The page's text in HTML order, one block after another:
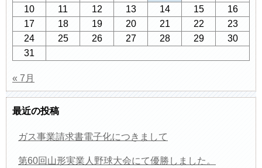
10
11 12 13 14 15
16
17
18 19 20 21 22
23
24
25 26 27 28 29
30
31
« 7月
最近の投稿
ガス事業請求書電子化につきまして
第60回山形実業人野球大会にて優勝しました。